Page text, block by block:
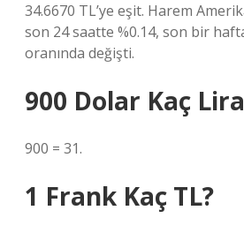
34.6670 TL’ye eşit. Harem
son 24 saatte %0.14, son bir
oranında değişti.
900 Dolar Kaç
900 = 31.
1 Frank Kaç TL?